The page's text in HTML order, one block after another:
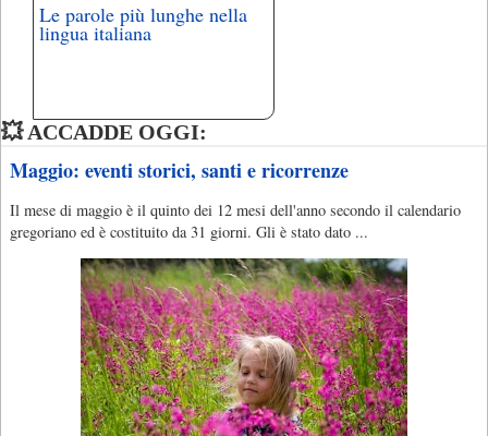
Le parole più lunghe nella
lingua italiana
💥 ACCADDE OGGI:
Maggio: eventi storici, santi e ricorrenze
Il mese di maggio è il quinto dei 12 mesi dell'anno secondo il calendario
gregoriano ed è costituito da 31 giorni. Gli è stato dato ...